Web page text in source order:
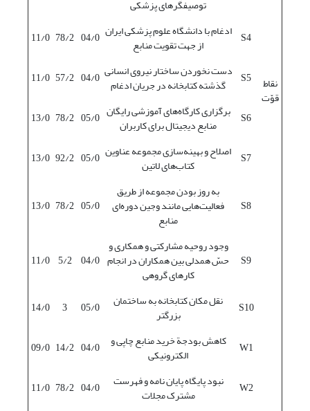
نقاط
قوّت
توصیفگرهای پزشکی
S4 ادغام با دانشگاه علوم پزشکی ایران
از جهت تقویت منابع 04/0
78/2
11/0
S5 دست نخوردن ساختار نیروی انسانی
گذشته کتابخانه در جریان ادغام 04/0
57/2
11/0
S6 برگزاری کارگاه‌های آموزشی رایگان
منابع دیجیتال برای کاربران 05/0
78/2
13/0
S7 اصلاح و بهینه‌سازی مجموعه عناوین
کتاب‌های لاتین 05/0
92/2
13/0
S8
به روز بودن مجموعه از طریق
فعالیت‌هایی مانند وجین دوره‌ای
منابع
05/0
78/2
13/0
S9
وجود روحیه مشارکتی و همکاری و
حسّ همدلی بین همکاران در انجام
کارهای گروهی
04/0
5/2
11/0
S10 نقل مکان کتابخانه به ساختمان
بزرگتر 05/0
3
14/0
W1 کاهش بودجة خرید منابع چاپی و
الکترونیکی 04/0
14/2
09/0
W2 نبود پایگاه پایان نامه و فهرست
مشترک مجلات 04/0
78/2
11/0